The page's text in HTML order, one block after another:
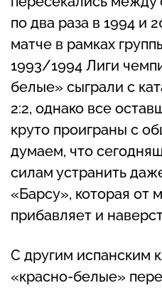
по два раза в 1994 и
матче в рамках
1993/1994 Лиги
белые» сыграли с
2:2, однако все
круто проиграны с
думаем, что
силам устранить
«Барсу», которая от
прибавляет и
С другим испанским
«красно-белые»